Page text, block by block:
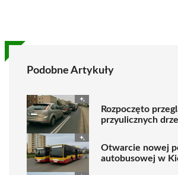
Podobne Artykuły
Rozpoczęto
przyulicznych
Otwarcie nowej
autobusowej w